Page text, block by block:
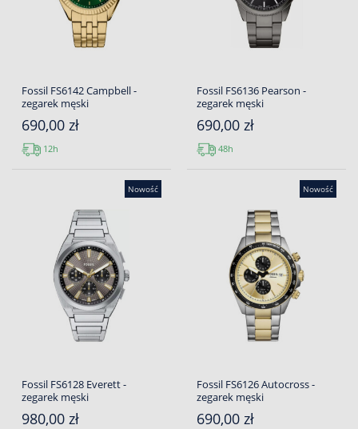
Fossil FS6142 Campbell -
zegarek męski
690,00 zł
12h
Fossil FS6136 Pearson -
zegarek męski
690,00 zł
48h
Nowość
Fossil FS6128 Everett -
zegarek męski
980,00 zł
Nowość
Fossil FS6126 Autocross -
zegarek męski
690,00 zł